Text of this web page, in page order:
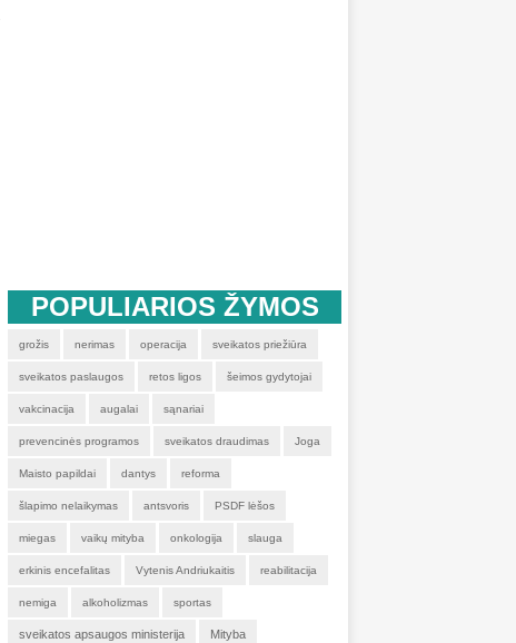
POPULIARIOS ŽYMOS
grožis nerimas operacija sveikatos priežiūra
sveikatos paslaugos retos ligos šeimos gydytojai
vakcinacija augalai sąnariai
prevencinės programos sveikatos draudimas Joga
Maisto papildai dantys reforma
šlapimo nelaikymas antsvoris PSDF lėšos
miegas vaikų mityba onkologija slauga
erkinis encefalitas Vytenis Andriukaitis reabilitacija
nemiga alkoholizmas sportas
sveikatos apsaugos ministerija Mityba